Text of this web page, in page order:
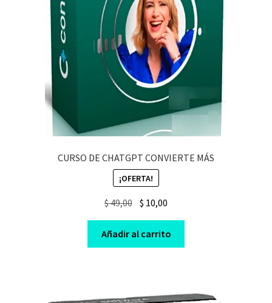
CURSO DE CHATGPT CONVIERTE MÁS
¡OFERTA!
$49,00 Original
price
was:
$ 49,00.
$ 10,00
price
is:
$ 10,00.
Añadir al carrito